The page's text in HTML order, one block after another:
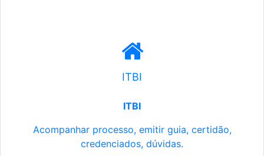
ITBI
ITBI
Acompanhar processo, emitir guia, certidão,
credenciados, dúvidas.